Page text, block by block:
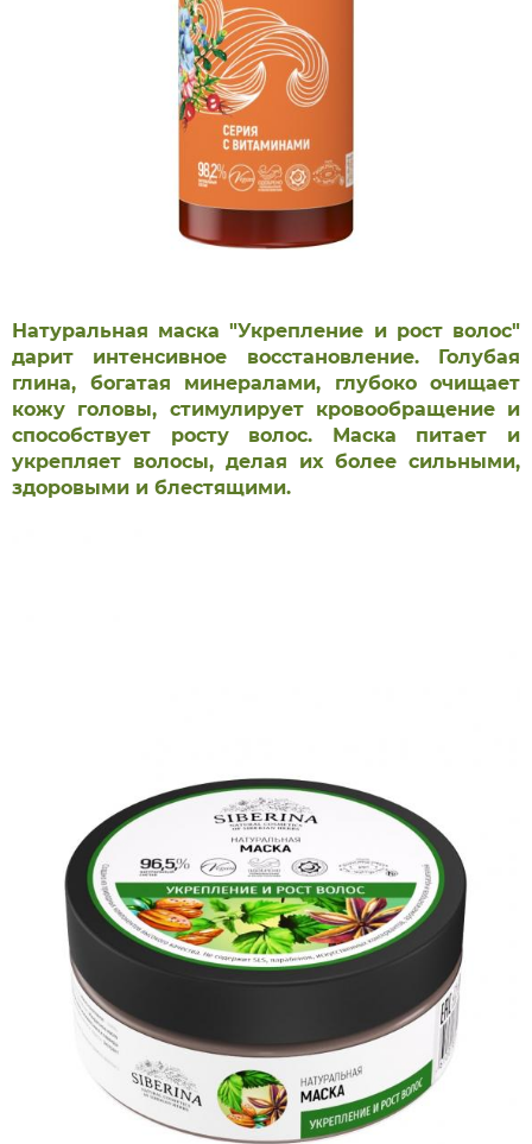
Натуральная маска "Укрепление и рост волос"
дарит интенсивное восстановление. Голубая
глина, богатая минералами, глубоко очищает
кожу головы, стимулирует кровообращение и
способствует росту волос. Маска питает и
укрепляет волосы, делая их более сильными,
здоровыми и блестящими.